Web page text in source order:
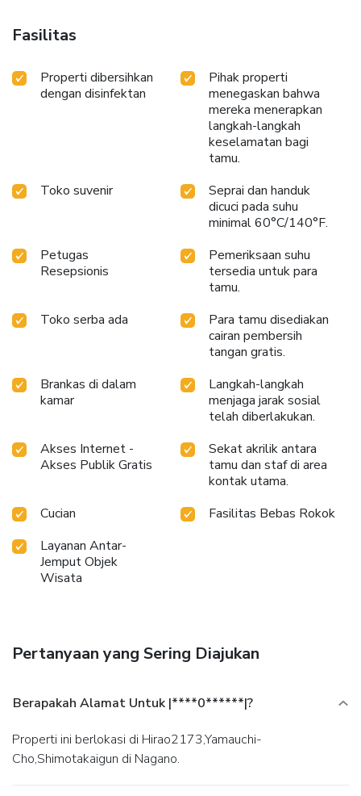
stay, select rooms at ryokan are equipped with linen
service and air conditioning. Expand your in-room
television offered in certain accommodations.Rest assured
that your hydration needs will be met, as some
guestrooms are equipped with a refrigerator, a coffee or
tea maker, bottled water, instant coffee, instant tea and
mini bar. Maintain your cleanliness and comfort using a hair
dryer and toiletries available in select guest restrooms.
Indulge in the numerous pursuits available at Shibu Hotel.
Treat and spoil yourself by taking a trip to spa. License
Number(s): 長野県中野保健所指令 7中保環第75－2
Fasilitas
Properti dibersihkan
dengan disinfektan
Pihak properti
menegaskan bahwa
mereka menerapkan
langkah-langkah
keselamatan bagi
tamu.
Toko suvenir
Seprai dan handuk
dicuci pada suhu
minimal 60°C/140°F.
Petugas
Resepsionis
Pemeriksaan suhu
tersedia untuk para
tamu.
Toko serba ada
Para tamu disediakan
cairan pembersih
tangan gratis.
Brankas di dalam
kamar
Langkah-langkah
menjaga jarak sosial
telah diberlakukan.
Akses Internet -
Akses Publik Gratis
Sekat akrilik antara
tamu dan staf di area
kontak utama.
Cucian
Fasilitas Bebas Rokok
Layanan Antar-
Jemput Objek
Wisata
Pertanyaan yang Sering Diajukan
Berapakah Alamat Untuk |****0******|?
Properti ini berlokasi di Hirao2173,Yamauchi-
Cho,Shimotakaigun di Nagano.